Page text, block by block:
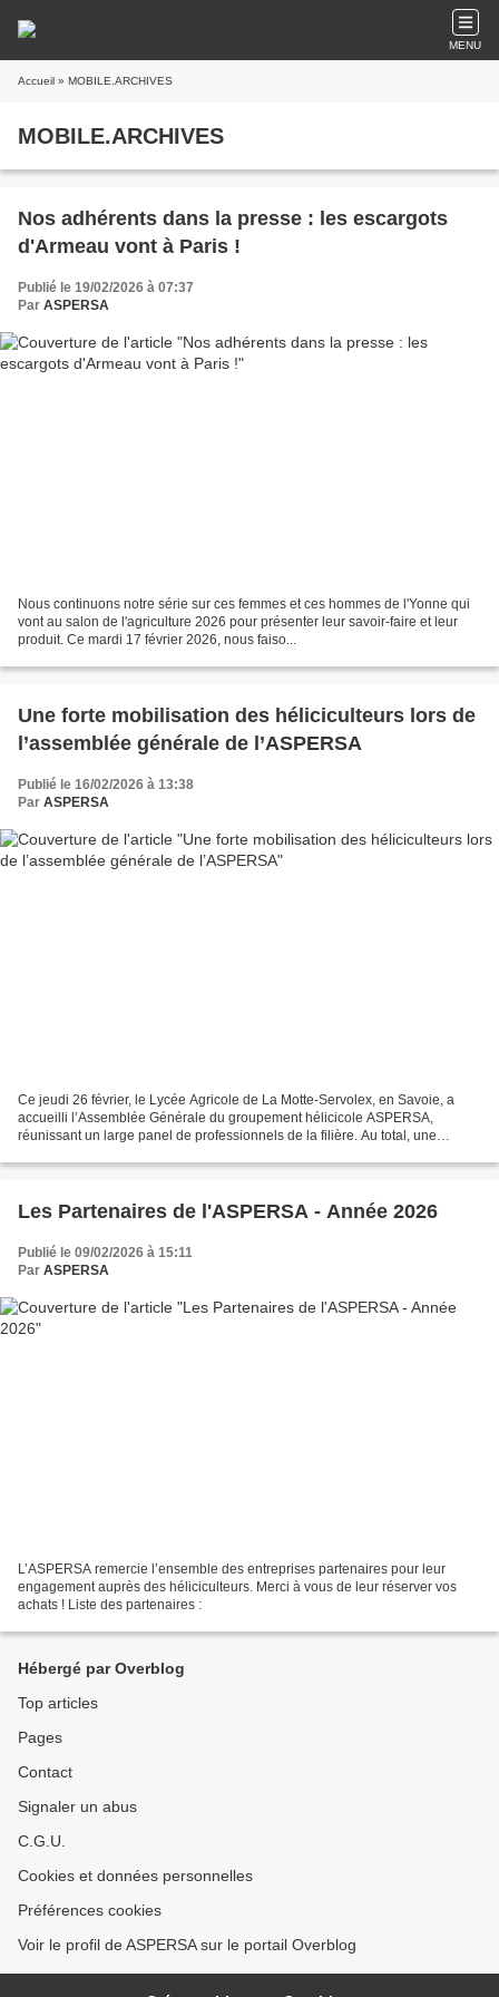
MENU
Accueil » MOBILE.ARCHIVES
MOBILE.ARCHIVES
Nos adhérents dans la presse : les escargots
d'Armeau vont à Paris !
Publié le 19/02/2026 à 07:37
Par ASPERSA
Nous continuons notre série sur ces femmes et ces hommes de l'Yonne qui
vont au salon de l'agriculture 2026 pour présenter leur savoir-faire et leur
produit. Ce mardi 17 février 2026, nous faiso...
Une forte mobilisation des héliciculteurs lors de
l’assemblée générale de l’ASPERSA
Publié le 16/02/2026 à 13:38
Par ASPERSA
Ce jeudi 26 février, le Lycée Agricole de La Motte-Servolex, en Savoie, a
accueilli l’Assemblée Générale du groupement hélicicole ASPERSA,
réunissant un large panel de professionnels de la filière. Au total, une
Les Partenaires de l'ASPERSA - Année 2026
Publié le 09/02/2026 à 15:11
Par ASPERSA
L’ASPERSA remercie l’ensemble des entreprises partenaires pour leur
engagement auprès des héliciculteurs. Merci à vous de leur réserver vos
achats ! Liste des partenaires :
Hébergé par Overblog
Top articles
Pages
Contact
Signaler un abus
C.G.U.
Cookies et données personnelles
Préférences cookies
Voir le profil de ASPERSA sur le portail Overblog